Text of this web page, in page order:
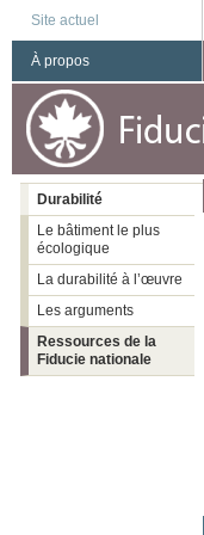
Site actuel
À propos
Durabilité
Le bâtiment le plus
écologique
La durabilité à l’œuvre
Les arguments
Ressources de la
Fiducie nationale